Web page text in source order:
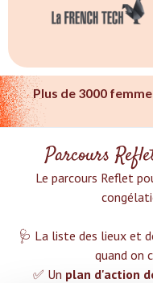
Plus de 3000
Parcours
Le parcours Reflet
🩺 La liste des lieux et
quand on
✅ Un plan d'action